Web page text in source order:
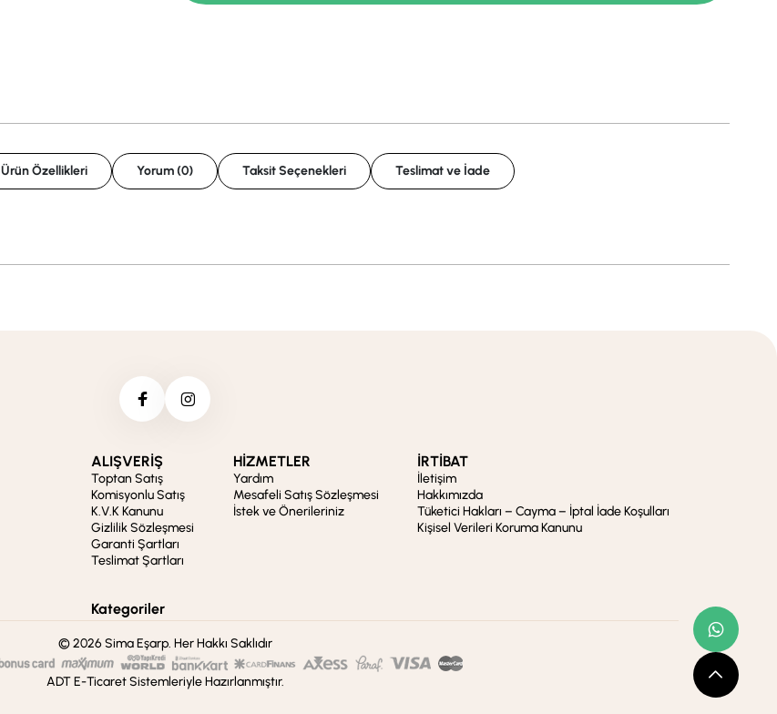
Ürün Özellikleri Yorum (0) Taksit Seçenekleri Teslimat ve İade
ALIŞVERİŞ
Toptan Satış
Komisyonlu Satış
K.V.K Kanunu
Gizlilik Sözleşmesi
Garanti Şartları
Teslimat Şartları
HİZMETLER
Yardım
Mesafeli Satış Sözleşmesi
İstek ve Önerileriniz
İRTİBAT
İletişim
Hakkımızda
Tüketici Hakları – Cayma – İptal İade Koşulları
Kişisel Verileri Koruma Kanunu
Kategoriler
© 2026 Sima Eşarp. Her Hakkı Saklıdır
ADT E-Ticaret Sistemleriyle Hazırlanmıştır.